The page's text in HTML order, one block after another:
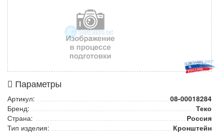
Параметры
Артикул:
08-00018284
Бренд:
Теко
Страна:
Россия
Тип изделия:
Кронштейн